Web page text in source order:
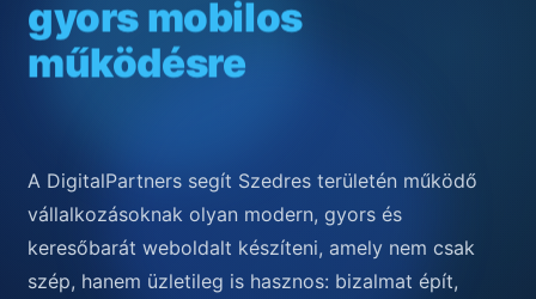
gyors mobilos
működésre
A DigitalPartners segít Szedres területén működő
vállalkozásoknak olyan modern, gyors és
keresőbarát weboldalt készíteni, amely nem csak
szép, hanem üzletileg is hasznos: bizalmat épít,